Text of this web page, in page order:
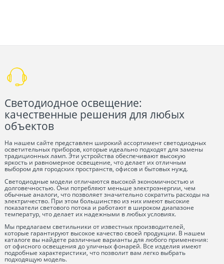
Светодиодное освещение:
качественные решения для любых
объектов
На нашем сайте представлен широкий ассортимент светодиодных
осветительных приборов, которые идеально подходят для замены
традиционных ламп. Эти устройства обеспечивают высокую
яркость и равномерное освещение, что делает их отличным
выбором для городских пространств, офисов и бытовых нужд.
Светодиодные модели отличаются высокой экономичностью и
долговечностью. Они потребляют меньше электроэнергии, чем
обычные аналоги, что позволяет значительно сократить расходы на
электричество. При этом большинство из них имеют высокие
показатели светового потока и работают в широком диапазоне
температур, что делает их надежными в любых условиях.
Мы предлагаем светильники от известных производителей,
которые гарантируют высокое качество своей продукции. В нашем
каталоге вы найдете различные варианты для любого применения:
от офисного освещения до уличных фонарей. Все изделия имеют
подробные характеристики, что позволит вам легко выбрать
подходящую модель.